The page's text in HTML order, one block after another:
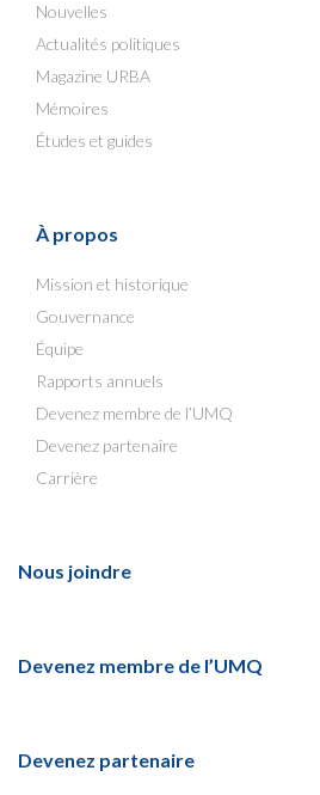
Nouvelles
Actualités politiques
Magazine URBA
Mémoires
Études et guides
À propos
Mission et historique
Gouvernance
Équipe
Rapports annuels
Devenez membre de l’UMQ
Devenez partenaire
Carrière
Nous joindre
Devenez membre de l’UMQ
Devenez partenaire